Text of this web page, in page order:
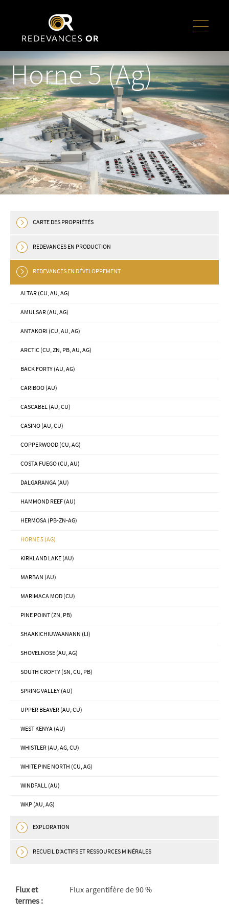
Horne 5 (Ag)
CARTE DES PROPRIÉTÉS
REDEVANCES EN PRODUCTION
REDEVANCES EN DÉVELOPPEMENT
ALTAR (CU, AU, AG)
AMULSAR (AU, AG)
ANTAKORI (CU, AU, AG)
ARCTIC (CU, ZN, PB, AU, AG)
BACK FORTY (AU, AG)
CARIBOO (AU)
CASCABEL (AU, CU)
CASINO (AU, CU)
COPPERWOOD (CU, AG)
COSTA FUEGO (CU, AU)
DALGARANGA (AU)
HAMMOND REEF (AU)
HERMOSA (PB-ZN-AG)
HORNE 5 (AG)
KIRKLAND LAKE (AU)
MARBAN (AU)
MARIMACA MOD (CU)
PINE POINT (ZN, PB)
SHAAKICHIUWAANANN (LI)
SHOVELNOSE (AU, AG)
SOUTH CROFTY (SN, CU, PB)
SPRING VALLEY (AU)
UPPER BEAVER (AU, CU)
WEST KENYA (AU)
WHISTLER (AU, AG, CU)
WHITE PINE NORTH (CU, AG)
WINDFALL (AU)
WKP (AU, AG)
EXPLORATION
RECUEIL D’ACTIFS ET RESSOURCES MINÉRALES
Flux et
termes :
Flux argentifère de 90 %